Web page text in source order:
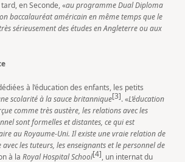
en Seconde, «au programme Dual Diploma
baccalauréat américain en même temps que le
sérieusement des études en Angleterre ou aux
à l’éducation des enfants, les petits
scolarité à la sauce britannique[3]. «L’éducation
comme très austère, les relations avec les
sont formelles et distantes, ce qui est
au Royaume-Uni. Il existe une vraie relation de
les tuteurs, les enseignants et le personnel de
à laRoyal Hospital School[4], un internat du